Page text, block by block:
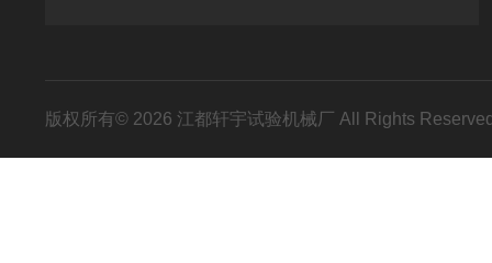
版权所有© 2026 江都轩宇试验机械厂 All Rights